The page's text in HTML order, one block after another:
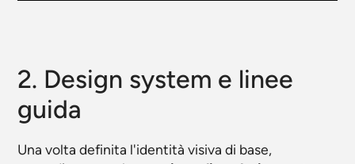
2. Design system e linee
guida
Una volta definita l'identità visiva di base,